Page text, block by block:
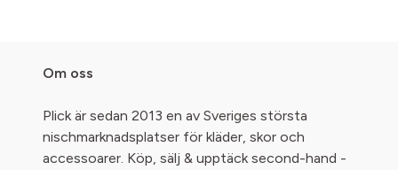
Om oss
Plick är sedan 2013 en av Sveriges största
nischmarknadsplatser för kläder, skor och
accessoarer. Köp, sälj & upptäck second-hand -